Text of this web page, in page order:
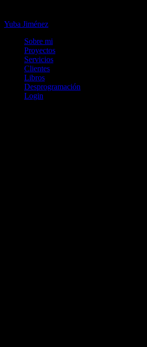
ir
contenido
Yuba Jiménez
Sobre mi
Proyectos
Servicios
Clientes
Libros
Desprogramación
Login